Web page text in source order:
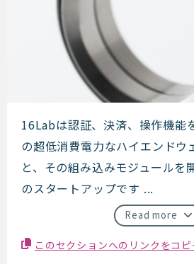
16Lab
16Labは認証、決済、操作機能
の超低消費電力なハイエンドウ
と、その組み込みモジュールを
のスタートアップです ...
Read more
このセクションへのリンクをコピ